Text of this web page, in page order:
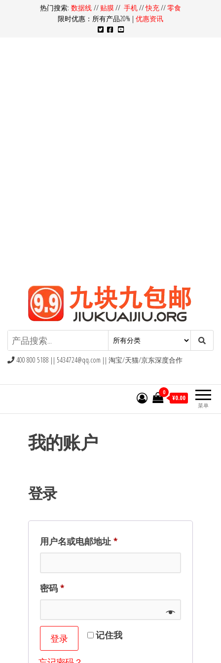
热门搜索: 数据线 // 贴膜// 手机//快充//零食
限时优惠：所有产品20% | 优惠资讯
九块九包邮,9块9包邮,9.9元包邮,九
块九官网
400 800 5188 || 5434724@qq.com || 淘宝/天猫/京东深度合作
菜单
0
¥0.00
我的账户
登录
用户名或电邮地址 *
密码 *
记住我
登录